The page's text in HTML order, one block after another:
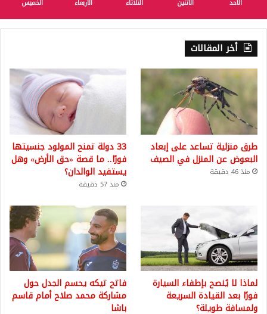
الأحد الأثنين الثلاثاء الأربعاء الخميس
أخر المقالات
طرق منزلية تساعد على إبعاد
البعوض عن المنزل في الصيف
منذ 46 دقيقة
33 دولة تمنح المولود جنسيتها
فورًا.. ما قصة «حق الأرض» وهل
يستفيد الوالدان؟
منذ 57 دقيقة
لماذا لا يُنصح بإطفاء السيارة
فورًا بعد القيادة السريعة
ولمسافة طويلة؟
فاتح تيكه يحسم الجدل حول
مشاركة محمد صلاح أمام قاسم
باشا